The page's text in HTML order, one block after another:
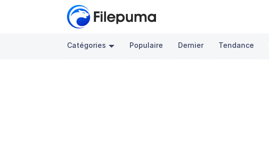
Catégories Populaire Dernier Tendance